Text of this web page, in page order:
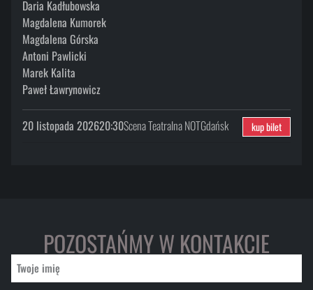
Daria Kadłubowska
Magdalena Kumorek
Magdalena Górska
Antoni Pawlicki
Marek Kalita
Paweł Ławrynowicz
20 listopada 202620:30Scena Teatralna NOTGdańsk kup bilet
POZOSTAŃMY W KONTAKCIE